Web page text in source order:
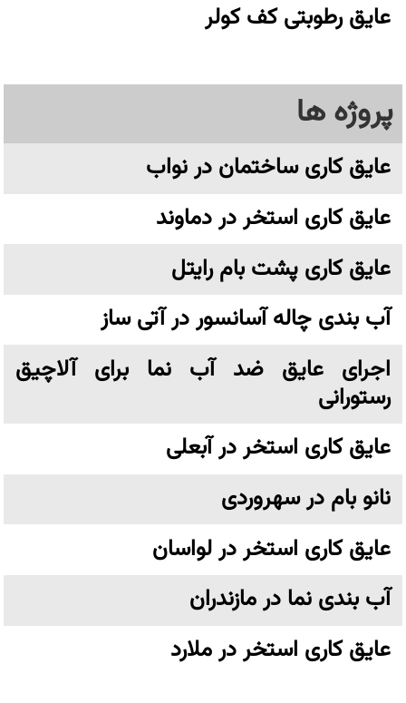
عایق رطوبتی کف کولر
پروژه ها
عایق کاری ساختمان در نواب
عایق کاری استخر در دماوند
عایق کاری پشت بام رایتل
آب بندی چاله آسانسور در آتی ساز
اجرای عایق ضد آب نما برای آلاچیق
رستورانی
عایق کاری استخر در آبعلی
نانو بام در سهروردی
عایق کاری استخر در لواسان
آب بندی نما در مازندران
عایق کاری استخر در ملارد